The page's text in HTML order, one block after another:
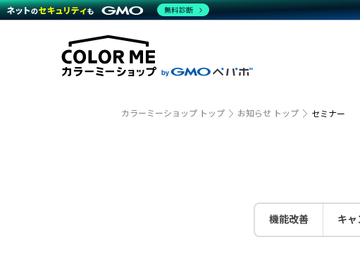
商材一覧を見る
機能一覧を見る
越境EC（海外販売
売上につながる集
顧客ロイヤリテ
複数店舗との連
料金
プラン・料金一覧を見る
事例
運営サポート
サポート一覧を見る
開発・API連携代行
カラーミーショップ トップ お知らせ トップ セミナー
機能改善 キャ
無料診断